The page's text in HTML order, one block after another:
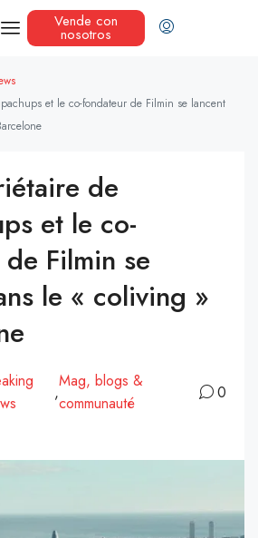
Vende con
nosotros
et le co-fondateur de Filmin se lancent
de
et le co-
Filmin se
le « coliving »
,
Mag, blogs &
communauté
0